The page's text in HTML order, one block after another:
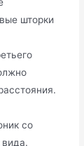
шторки
со